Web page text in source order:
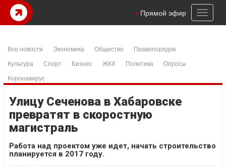
Toggle
Прямой эфир
Все новости Экономика Общество
Правопорядок
Культура
Спорт Бизнес ЖКХ Политика
Опросы
Коронавирус
Улицу Сеченова в Хабаровске
превратят в скоростную
магистраль
Работа над проектом уже идет, начать строительство
планируется в 2017 году.